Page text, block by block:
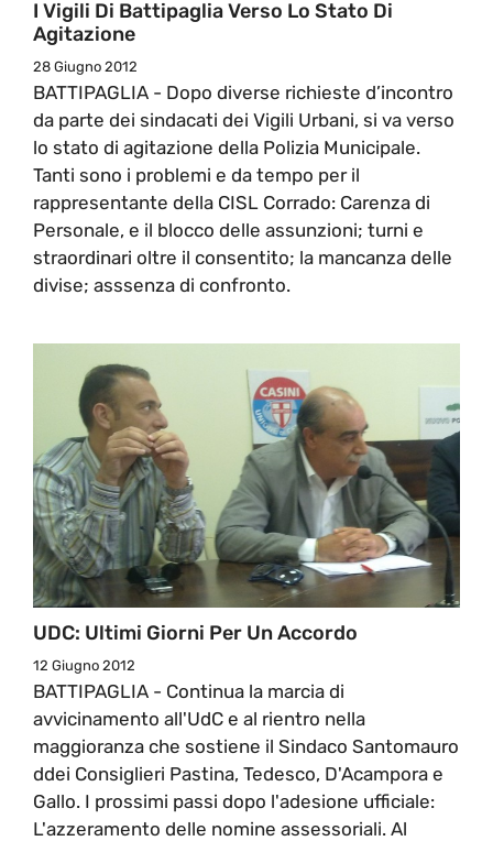
I Vigili Di Battipaglia Verso Lo Stato Di
Agitazione
28 Giugno 2012
BATTIPAGLIA - Dopo diverse richieste d’incontro
da parte dei sindacati dei Vigili Urbani, si va verso
lo stato di agitazione della Polizia Municipale.
Tanti sono i problemi e da tempo per il
rappresentante della CISL Corrado: Carenza di
Personale, e il blocco delle assunzioni; turni e
straordinari oltre il consentito; la mancanza delle
divise; asssenza di confronto.
UDC: Ultimi Giorni Per Un Accordo
12 Giugno 2012
BATTIPAGLIA - Continua la marcia di
avvicinamento all'UdC e al rientro nella
maggioranza che sostiene il Sindaco Santomauro
ddei Consiglieri Pastina, Tedesco, D'Acampora e
Gallo. I prossimi passi dopo l'adesione ufficiale:
L'azzeramento delle nomine assessoriali. Al